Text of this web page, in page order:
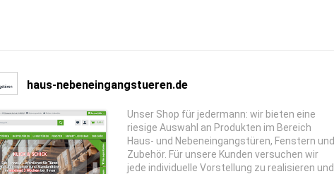
haus-nebeneingangstueren.de
Unser Shop für jedermann: wir bieten eine
riesige Auswahl an Produkten im Bereich
Haus- und Nebeneingangstüren, Fenstern und
Zubehör. Für unsere Kunden versuchen wir
jede individuelle Vorstellung zu realisieren und